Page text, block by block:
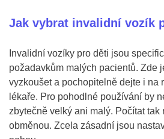
Jak vybrat invalidní vozík
Invalidní vozíky pro děti jsou
požadavkům malých pacientů. Zde
vyzkoušet a pochopitelně dejte i na
lékaře. Pro pohodlné používání by
zbytečně velký ani malý. Počítat tak
obměnou. Zcela zásadní jsou